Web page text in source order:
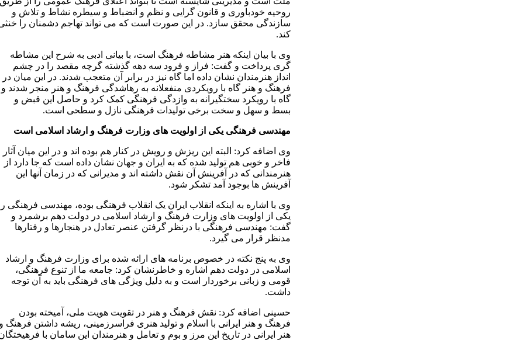
روحیه خودباوری و قانون گرایی و نظم و انضباط و سیطره نشاط و تلاش و
سازندگی محقق سازد. در این صورت است که می تواند تهاجم دشمنان را
کند.
وی با بیان اینکه هنر مشاطه فرهنگ است، با بیانی ادبی به شرح این مشاطه
گری پرداخت و گفت: فراز و فرود سه دهه گذشته گرچه مقصد را در چشم
انداز هنرمندان نشان داده اما گاه نیز در برابر آن متعجب شدند. در این میان در
فرهنگ و هنر گاه با رویکردی منفعلانه به رهاشدگی فرهنگ و هنر منجر شدند و
گاه با رویکرد سختگیرانه به وازدگی فرهنگی کمک کرد و حاصل این قبض و
بسط و سهل و سخت برخی تولیدات فرهنگی نازل و سطحی است.
مهندسی فرهنگی یکی از اولویت های وزارت فرهنگ و ارشاد اسلامی است
وی اضافه کرد: البته این ریزش و رویش در کنار هم بوده اند و در این میان آثار
فاخر و خوبی هم تولید شده که به ایران و جهان نشان داده است که جا دارد از
هنرمندانی که در آفرینش آن نقش داشته اند و مدیرانی که در زمان آنها این
آفرینش ها بوجود آمد تشکر شود.
وی با اشاره به اینکه انقلاب ایران یک انقلاب فرهنگی بوده، مهندسی فرهنگی را
یکی از اولویت های وزارت فرهنگ و ارشاد اسلامی در دولت دهم برشمرد و
گفت: مهندسی فرهنگی با درنظر گرفتن عنصر تعادل در هنجارها و رفتارها
مدنظر قرار می گیرد.
وی به پنج نکته در خصوص برنامه های ارائه شده برای وزارت فرهنگ و ارشاد
اسلامی در دولت دهم اشاره و خاطرنشان کرد: جامعه ما از تنوع فرهنگی،
قومی و زبانی برخوردار است و به دلیل ویژگی های فرهنگی باید به آن توجه
داشت.
حسینی اضافه کرد: نقش فرهنگ و هنر در تقویت هویت ملی، آمیخته بودن
فرهنگ و هنر ایرانی با اسلام و تولید هنری فراسرزمینی، ریشه داشتن فرهنگ و
هنر ایرانی در تاریخ این مرز و بوم و تعامل و هنرمندان این سامان با